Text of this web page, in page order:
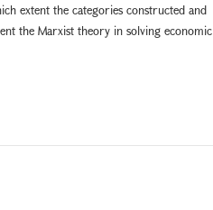
extent the categories constructed and
the Marxist theory in solving economic